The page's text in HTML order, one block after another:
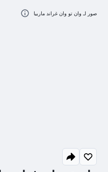
صور لـ وان تو وان غراند ماربيا